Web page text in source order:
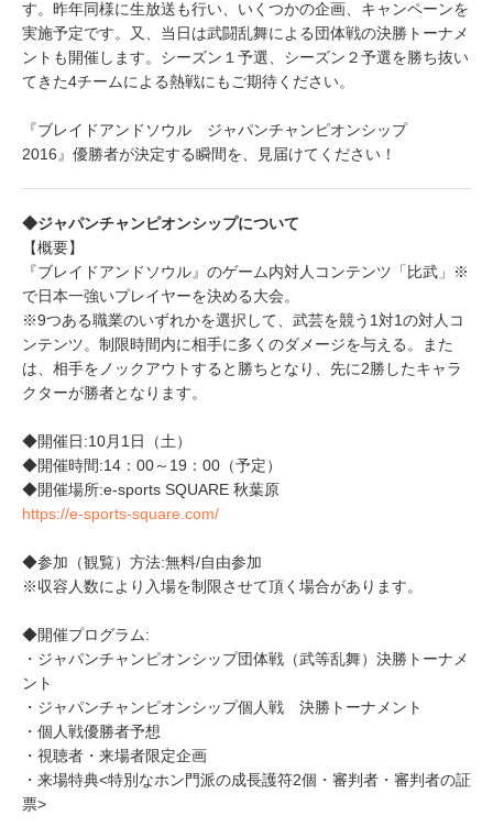
す。昨年同様に生放送も行い、いくつかの企画、キャンペーンを
実施予定です。又、当日は武闘乱舞による団体戦の決勝トーナメ
ントも開催します。シーズン１予選、シーズン２予選を勝ち抜い
てきた4チームによる熱戦にもご期待ください。
『ブレイドアンドソウル ジャパンチャンピオンシップ
2016』優勝者が決定する瞬間を、見届けてください！
◆ジャパンチャンピオンシップについて
【概要】
『ブレイドアンドソウル』のゲーム内対人コンテンツ「比武」※
で日本一強いプレイヤーを決める大会。
※9つある職業のいずれかを選択して、武芸を競う1対1の対人コ
ンテンツ。制限時間内に相手に多くのダメージを与える。また
は、相手をノックアウトすると勝ちとなり、先に2勝したキャラ
クターが勝者となります。
◆開催日:10月1日（土）
◆開催時間:14：00～19：00（予定）
◆開催場所:e-sports SQUARE 秋葉原
https://e-sports-square.com/
◆参加（観覧）方法:無料/自由参加
※収容人数により入場を制限させて頂く場合があります。
◆開催プログラム:
・ジャパンチャンピオンシップ団体戦（武等乱舞）決勝トーナメ
ント
・ジャパンチャンピオンシップ個人戦 決勝トーナメント
・個人戦優勝者予想
・視聴者・来場者限定企画
・来場特典<特別なホン門派の成長護符2個・審判者・審判者の証
票>